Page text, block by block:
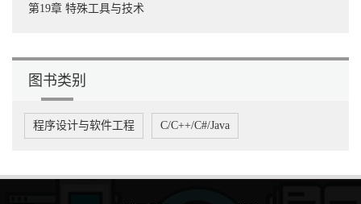
第19章 特殊工具与技术
图书类别
程序设计与软件工程 C/C++/C#/Java